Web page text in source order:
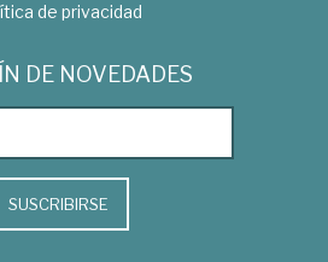
de privacidad
DE NOVEDADES
SUSCRIBIRSE